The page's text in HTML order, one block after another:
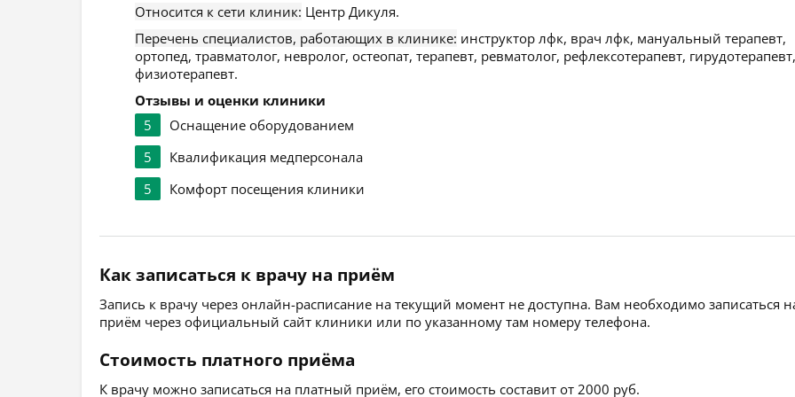
Относится к сети клиник: Центр Дикуля.
Перечень специалистов, работающих в клинике: инструктор лфк, врач лфк, мануальный терапевт,
ортопед, травматолог, невролог, остеопат, терапевт, ревматолог, рефлексотерапевт, гирудотерапевт,
физиотерапевт.
Отзывы и оценки клиники
5
Оснащение оборудованием
5
Квалификация медперсонала
5
Комфорт посещения клиники
Как записаться к врачу на приём
Запись к врачу через онлайн-расписание на текущий момент не доступна. Вам необходимо записаться
приём через официальный сайт клиники или по указанному там номеру телефона.
Стоимость платного приёма
К врачу можно записаться на платный приём, его стоимость составит от 2000 руб.